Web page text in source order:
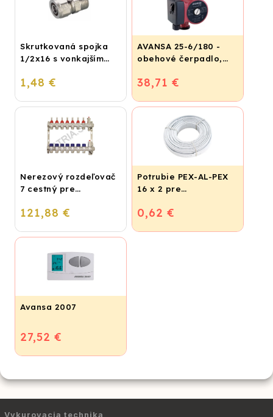
Skrutkovaná spojka
1/2x16 s vonkajším
1,48 €
AVANSA 25-6/180 -
obehové čerpadlo,
38,71 €
Nerezový rozdeľovač
7 cestný pre
vykurovanie
121,88 €
Potrubie PEX-AL-PEX
16 x 2 pre
podlahové kúrenie a
0,62 €
Avansa 2007
27,52 €
Vykurovacia technika